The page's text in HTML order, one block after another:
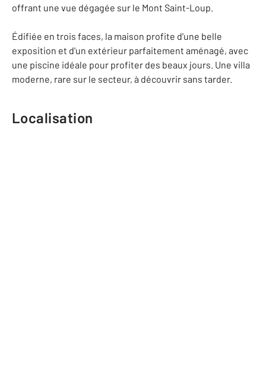
offrant une vue dégagée sur le Mont Saint-Loup.
Édifiée en trois faces, la maison profite d'une belle
exposition et d'un extérieur parfaitement aménagé, avec
une piscine idéale pour profiter des beaux jours. Une villa
moderne, rare sur le secteur, à découvrir sans tarder.
Localisation